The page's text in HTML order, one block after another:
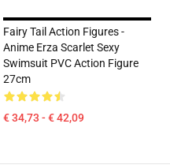
Fairy Tail Action Figures -
Anime Erza Scarlet Sexy
Swimsuit PVC Action Figure
27cm
€ 34,73 - € 42,09